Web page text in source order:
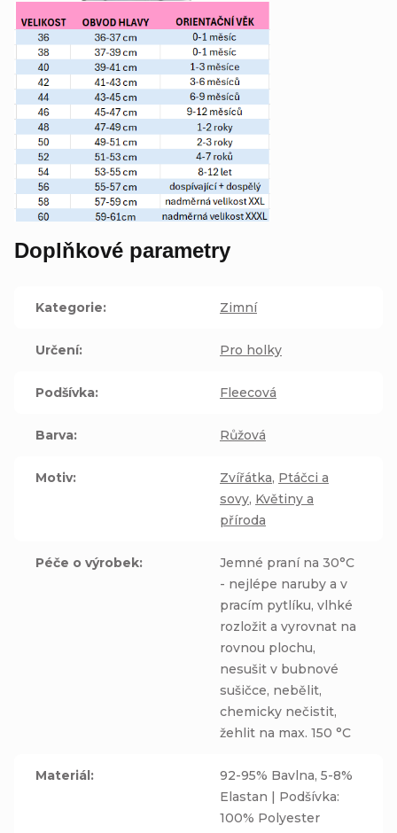
Doplňkové parametry
Kategorie: Zimní
Určení: Pro holky
Podšívka: Fleecová
Barva: Růžová
Motiv: Zvířátka, Ptáčci a
sovy, Květiny a
příroda
Péče o výrobek:
Jemné praní na 30°C
- nejlépe naruby a v
pracím pytlíku, vlhké
rozložit a vyrovnat na
rovnou plochu,
nesušit v bubnové
sušičce, nebělit,
chemicky nečistit,
žehlit na max. 150 °C
Materiál:
92-95% Bavlna, 5-8%
Elastan | Podšívka:
100% Polyester